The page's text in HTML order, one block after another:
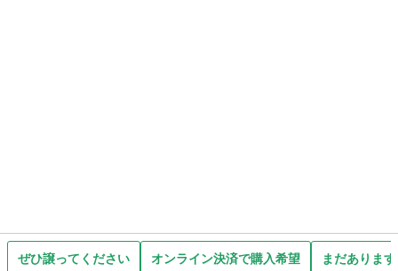
ぜひ譲ってください オンライン決済で購入希望 まだありま